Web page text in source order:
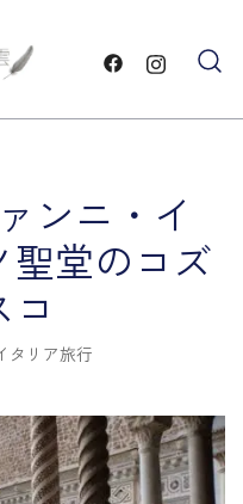
ツェガイド・クーポ
ンニ・イ
聖堂のコズ
コ
タリア旅行